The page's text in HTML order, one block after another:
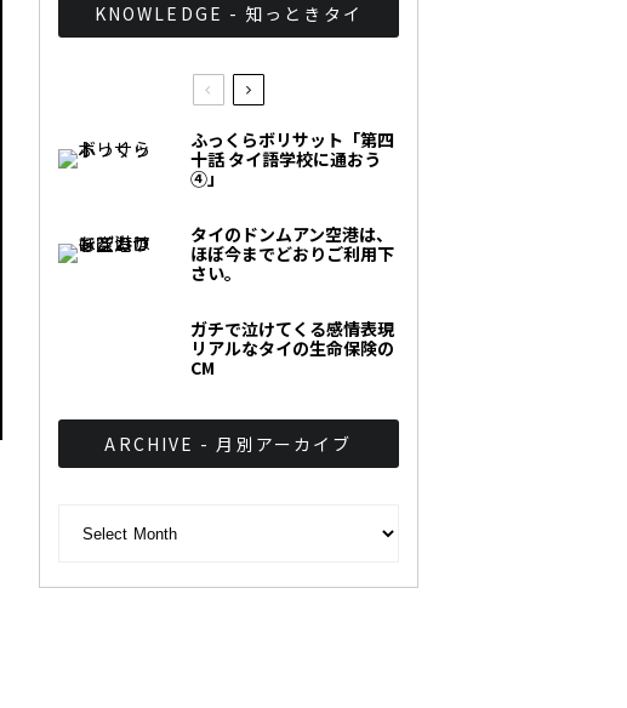
KNOWLEDGE - 知っときタイ
ふっくらボリサット「第四
十話 タイ語学校に通おう
④」
タイのドンムアン空港は、
ほぼ今までどおりご利用下
さい。
ガチで泣けてくる感情表現
リアルなタイの生命保険の
CM
ARCHIVE - 月別アーカイブ